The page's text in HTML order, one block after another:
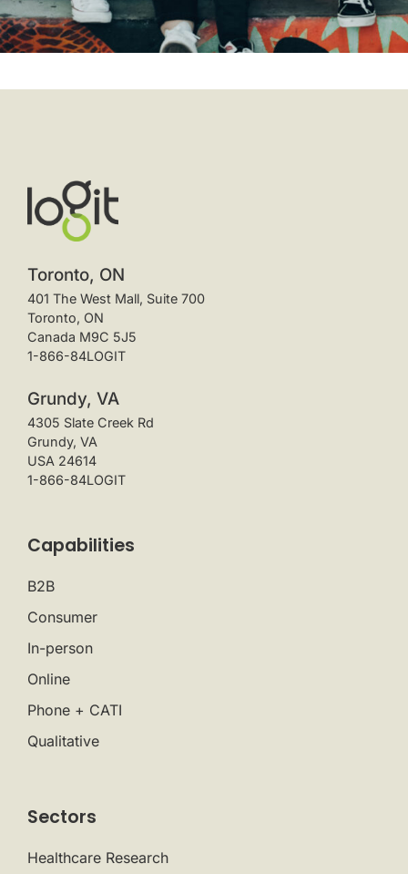
Toronto, ON
401 The West Mall, Suite 700
Toronto, ON
Canada M9C 5J5
1-866-84LOGIT
Grundy, VA
4305 Slate Creek Rd
Grundy, VA
USA 24614
1-866-84LOGIT
Capabilities
B2B
Consumer
In-person
Online
Phone + CATI
Qualitative
Sectors
Healthcare Research